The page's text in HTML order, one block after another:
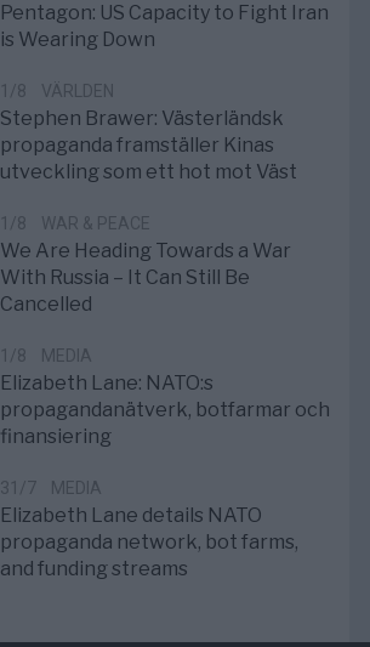
Pentagon: US Capacity to Fight Iran
is Wearing Down
1/8 VÄRLDEN
Stephen Brawer: Västerländsk
propaganda framställer Kinas
utveckling som ett hot mot Väst
1/8 WAR & PEACE
We Are Heading Towards a War
With Russia – It Can Still Be
Cancelled
1/8 MEDIA
Elizabeth Lane: NATO:s
propagandanätverk, botfarmar och
finansiering
31/7 MEDIA
Elizabeth Lane details NATO
propaganda network, bot farms,
and funding streams